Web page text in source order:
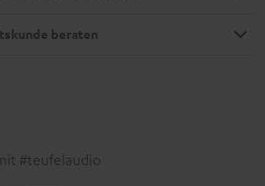
beraten
#teufelaudio